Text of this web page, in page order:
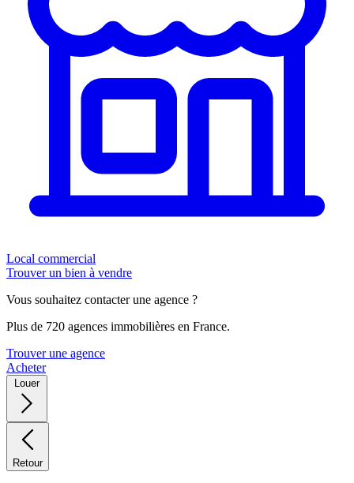
Local commercial
Trouver un bien à vendre
Vous souhaitez contacter une agence ?
Plus de 720 agences immobilières en France.
Trouver une agence
Acheter
Louer
Retour